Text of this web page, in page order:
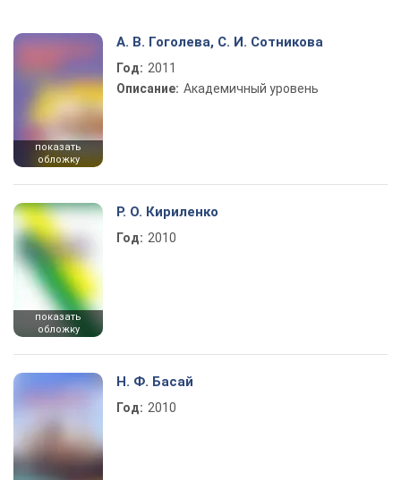
показать
обложку
А. В. Гоголева, С. И. Сотникова
Год: 2011
Описание: Академичный уровень
показать
обложку
Р. О. Кириленко
Год: 2010
Н. Ф. Басай
Год: 2010